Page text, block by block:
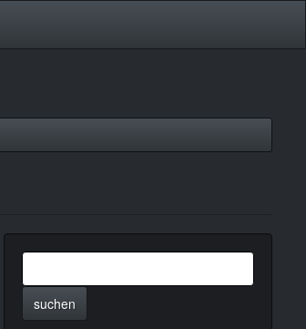
suchen